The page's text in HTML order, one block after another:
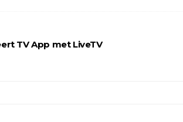
TV App met LiveTV